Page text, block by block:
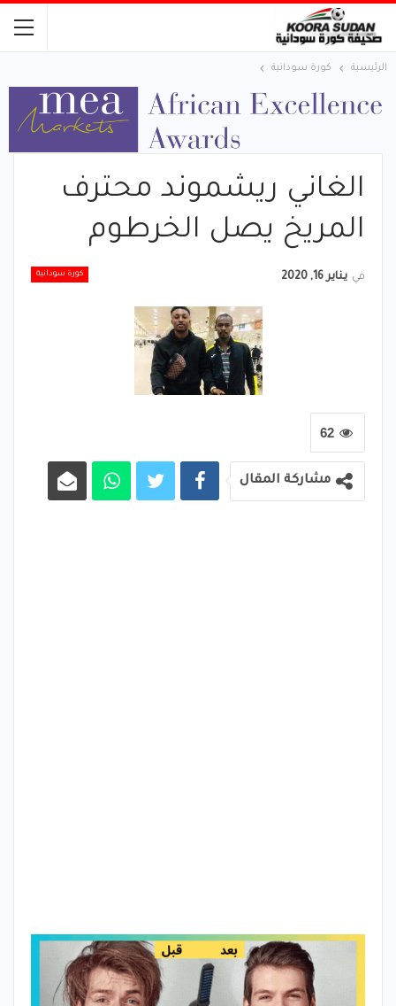
الرئيسية كورة سودانية
الغاني ريشموند محترف
المريخ يصل الخرطوم
كورة سودانية في يناير 16, 2020
62
مشاركة المقال